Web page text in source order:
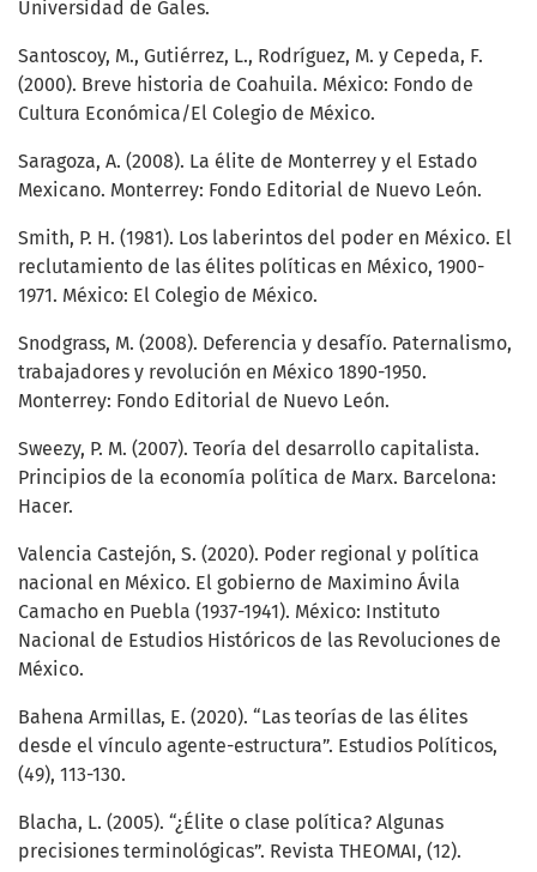
Universidad de Gales.
Santoscoy, M., Gutiérrez, L., Rodríguez, M. y Cepeda, F.
(2000). Breve historia de Coahuila. México: Fondo de
Cultura Económica/El Colegio de México.
Saragoza, A. (2008). La élite de Monterrey y el Estado
Mexicano. Monterrey: Fondo Editorial de Nuevo León.
Smith, P. H. (1981). Los laberintos del poder en México. El
reclutamiento de las élites políticas en México, 1900-
1971. México: El Colegio de México.
Snodgrass, M. (2008). Deferencia y desafío. Paternalismo,
trabajadores y revolución en México 1890-1950.
Monterrey: Fondo Editorial de Nuevo León.
Sweezy, P. M. (2007). Teoría del desarrollo capitalista.
Principios de la economía política de Marx. Barcelona:
Hacer.
Valencia Castejón, S. (2020). Poder regional y política
nacional en México. El gobierno de Maximino Ávila
Camacho en Puebla (1937-1941). México: Instituto
Nacional de Estudios Históricos de las Revoluciones de
México.
Bahena Armillas, E. (2020). “Las teorías de las élites
desde el vínculo agente-estructura”. Estudios Políticos,
(49), 113-130.
Blacha, L. (2005). “¿Élite o clase política? Algunas
precisiones terminológicas”. Revista THEOMAI, (12).